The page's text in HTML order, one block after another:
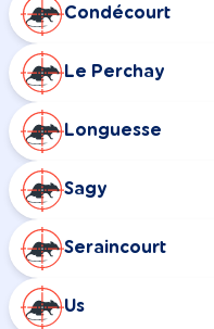
Condécourt
Le Perchay
Longuesse
Sagy
Seraincourt
Us